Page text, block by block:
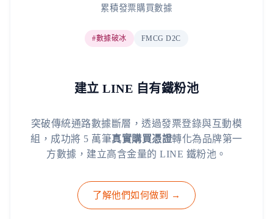
累積發票購買數據
#數據破冰 FMCG D2C
建立 LINE 自有鐵粉池
突破傳統通路數據斷層，透過發票登錄與互動模
組，成功將 5 萬筆真實購買憑證轉化為品牌第一
方數據，建立高含金量的 LINE 鐵粉池。
了解他們如何做到 →